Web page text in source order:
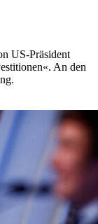
US-Präsident
An den